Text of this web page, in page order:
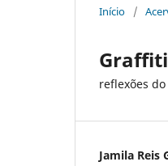
Início /
reflexões
Jamila Reis